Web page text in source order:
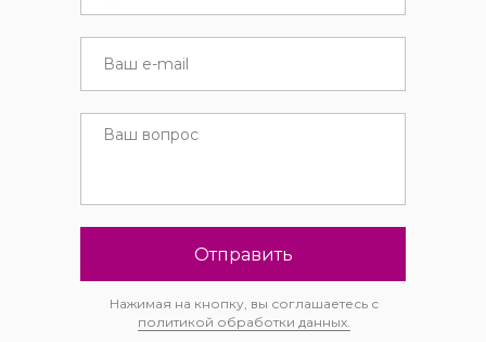
Отправить
Нажимая на кнопку, вы соглашаетесь с
политикой обработки данных.